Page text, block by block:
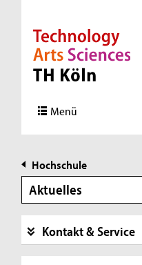
Direkt zur Hauptnavigation
Direkt zur Subnavigation
Direkt zum Inhalt
Direkt zum Fußbereich
Menü
Hochschule
Aktuelles
Kontakt & Service